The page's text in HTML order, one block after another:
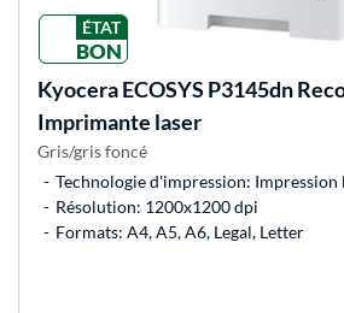
ÉTAT
BON
KyoceraECOSYS P3145dn
Imprimante laser
Gris/gris foncé
Technologie d'impression:
Résolution: 1200x1200 dpi
Formats: A4, A5, A6, Legal, Letter